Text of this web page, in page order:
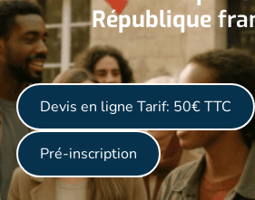
République
Devis en ligne Tarif: 50€ TTC
Pré-inscription